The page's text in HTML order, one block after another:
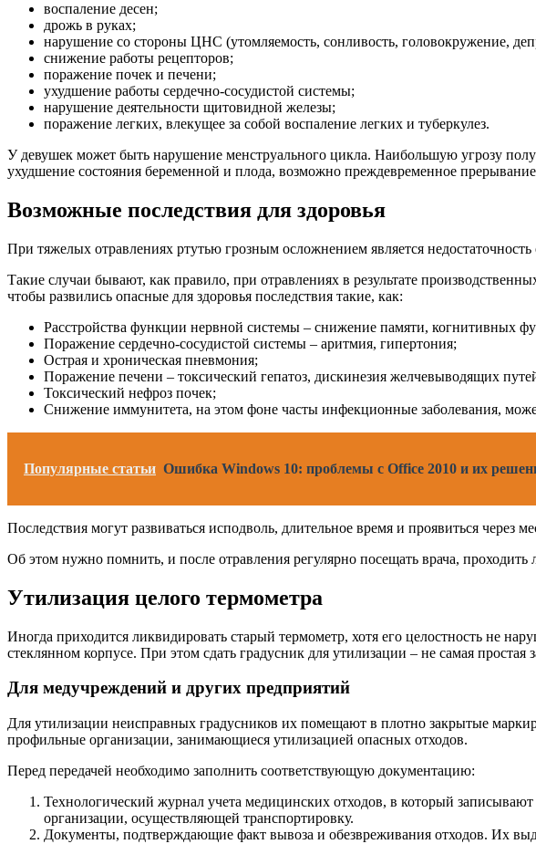
воспаление десен;
дрожь в руках;
нарушение со стороны ЦНС (утомляемость, сонливость, головокружение,
снижение работы рецепторов;
поражение почек и печени;
ухудшение работы сердечно-сосудистой системы;
нарушение деятельности щитовидной железы;
поражение легких, влекущее за собой воспаление легких и туберкулез.
У девушек может быть нарушение менструального цикла. Наибольшую угрозу
ухудшение состояния беременной и плода, возможно преждевременное
Возможные последствия для здоровья
При тяжелых отравлениях ртутью грозным осложнением является
Такие случаи бывают, как правило, при отравлениях в результате
чтобы развились опасные для здоровья последствия такие, как:
Расстройства функции нервной системы – снижение памяти, когнитивных
Поражение сердечно-сосудистой системы – аритмия, гипертония;
Острая и хроническая пневмония;
Поражение печени – токсический гепатоз, дискинезия желчевыводящих
Токсический нефроз почек;
Снижение иммунитета, на этом фоне часты инфекционные заболевания,
Популярные статьи Ошибка Windows 10: проблемы с Office 2010 и их
Последствия могут развиваться исподволь, длительное время и проявиться через
Об этом нужно помнить, и после отравления регулярно посещать врача, проходить
Утилизация целого термометра
Иногда приходится ликвидировать старый термометр, хотя его целостность не
стеклянном корпусе. При этом сдать градусник для утилизации – не самая простая
Для медучреждений и других предприятий
Для утилизации неисправных градусников их помещают в плотно закрытые
профильные организации, занимающиеся утилизацией опасных отходов.
Перед передачей необходимо заполнить соответствующую документацию:
Технологический журнал учета медицинских отходов, в который
организации, осуществляющей транспортировку.
Документы, подтверждающие факт вывоза и обезвреживания отходов. Их